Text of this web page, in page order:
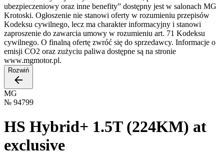
ubezpieczeniowy oraz inne benefity” dostępny jest w salonach MG
Krotoski. Ogłoszenie nie stanowi oferty w rozumieniu przepisów
Kodeksu cywilnego, lecz ma charakter informacyjny i stanowi
zaproszenie do zawarcia umowy w rozumieniu art. 71 Kodeksu
cywilnego. O finalną ofertę zwróć się do sprzedawcy. Informacje o
emisji CO2 oraz zużyciu paliwa dostępne są na stronie
www.mgmotor.pl.
Rozwiń
MG
№ 94799
HS Hybrid+ 1.5T (224KM) at
exclusive